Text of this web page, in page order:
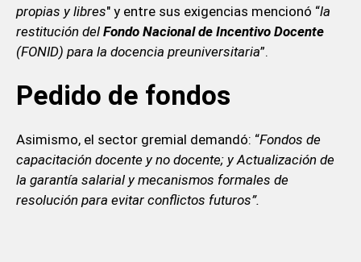
propias y libres" y entre sus exigencias mencionó “la
restitución del Fondo Nacional de Incentivo Docente
(FONID) para la docencia preuniversitaria”.
Pedido de fondos
Asimismo, el sector gremial demandó: “Fondos de
capacitación docente y no docente; y Actualización de
la garantía salarial y mecanismos formales de
resolución para evitar conflictos futuros”.